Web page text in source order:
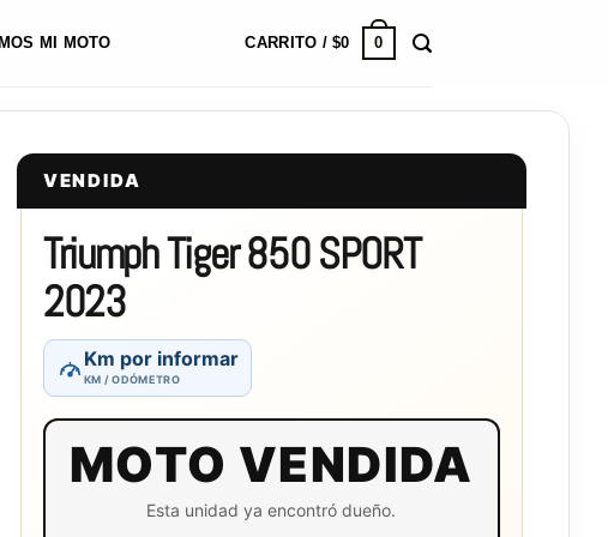
MI MOTO CARRITO /$0 0
VENDIDA
Triumph Tiger 850 SPORT
2023
Km por informar
KM / ODÓMETRO
MOTO VENDIDA
Esta unidad ya encontró dueño.